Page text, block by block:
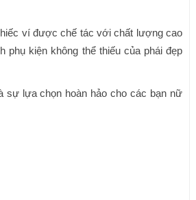
ví được chế tác với chất lượng cao
phụ kiện không thể thiếu của phái đẹp
sự lựa chọn hoàn hảo cho các bạn nữ